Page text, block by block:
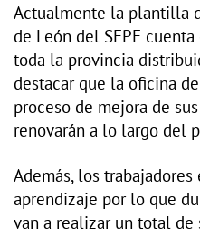
Actualmente la plantilla
de León del SEPE
toda la provincia
destacar que la oficina
proceso de mejora de
renovarán a lo largo del
Además, los
aprendizaje por lo que
van a realizar un total de